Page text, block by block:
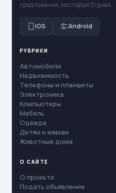
предложения, не старше 15 дней.
iOS Android
РУБРИКИ
Автомобили
Недвижимость
Телефоны и планшеты
Электроника
Компьютеры
Мебель
Одежда
Детям и мамам
Животные дома
О САЙТЕ
О проекте
Подать объявление